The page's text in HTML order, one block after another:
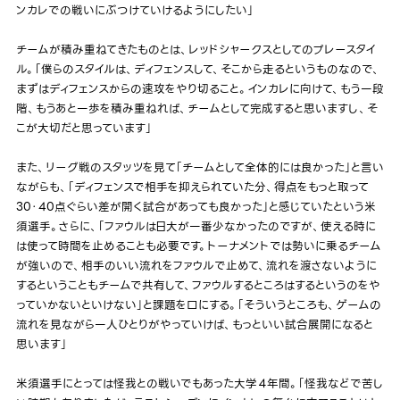
ンカレでの戦いにぶつけていけるようにしたい」
チームが積み重ねてきたものとは、レッドシャークスとしてのプレースタイ
ル。「僕らのスタイルは、ディフェンスして、そこから走るというものなので、
まずはディフェンスからの速攻をやり切ること。インカレに向けて、もう一段
階、もうあと一歩を積み重ねれば、チームとして完成すると思いますし、そ
こが大切だと思っています」
また、リーグ戦のスタッツを見て「チームとして全体的には良かった」と言い
ながらも、「ディフェンスで相手を抑えられていた分、得点をもっと取って
30・40点ぐらい差が開く試合があっても良かった」と感じていたという米
須選手。さらに、「ファウルは日大が一番少なかったのですが、使える時に
は使って時間を止めることも必要です。トーナメントでは勢いに乗るチーム
が強いので、相手のいい流れをファウルで止めて、流れを渡さないように
するということもチームで共有して、ファウルするところはするというのをや
っていかないといけない」と課題を口にする。「そういうところも、ゲームの
流れを見ながら一人ひとりがやっていけば、もっといい試合展開になると
思います」
米須選手にとっては怪我との戦いでもあった大学４年間。「怪我などで苦し